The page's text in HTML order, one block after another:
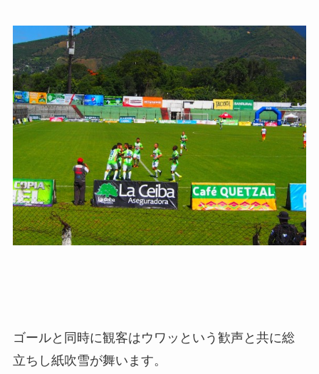
ゴールと同時に観客はウワッという歓声と共に総
立ちし紙吹雪が舞います。